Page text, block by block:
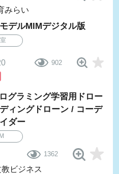
みらい
デルMIMデジタル版
902
グラミング学習用ドロー
ィングドローン / コーデ
ダー
1362
ビジネス